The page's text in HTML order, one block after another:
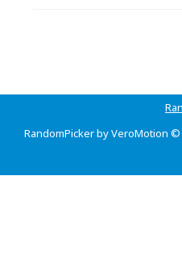
RandomPicker by VeroMotion ©